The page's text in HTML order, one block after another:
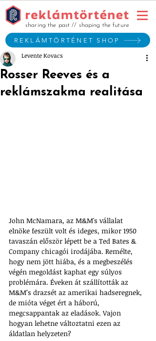
REKLÁMTÖRTÉNET SHOP
sharing the past // shaping the future
Rosser Reeves és a
reklámszakma realitása
Levente Kovacs
John McNamara, az M&M's vállalat
elnöke feszült volt és ideges, mikor 1950
tavaszán először lépett be a Ted Bates &
Company chicagói irodájába. Remélte,
hogy nem jött hiába, és a megbeszélés
végén megoldást kaphat egy súlyos
problémára. Éveken át szállították az
M&M’s drazsét az amerikai hadseregnek,
de mióta véget ért a háború,
megcsappantak az eladások. Vajon
hogyan lehetne változtatni ezen az
áldatlan helyzeten?